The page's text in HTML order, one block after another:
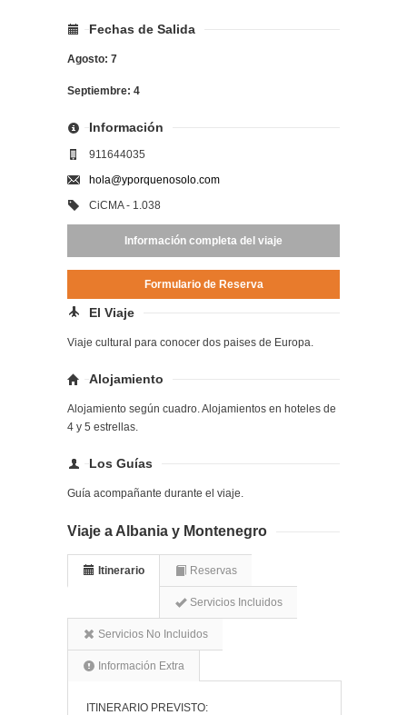
Fechas de Salida
Agosto: 7
Septiembre: 4
Información
911644035
hola@yporquenosolo.com
CiCMA - 1.038
Información completa del viaje
Formulario de Reserva
El Viaje
Viaje cultural para conocer dos paises de Europa.
Alojamiento
Alojamiento según cuadro. Alojamientos en hoteles de
4 y 5 estrellas.
Los Guías
Guía acompañante durante el viaje.
Viaje a Albania y Montenegro
Itinerario Reservas
Servicios Incluidos
Servicios No Incluidos
Información Extra
ITINERARIO PREVISTO: